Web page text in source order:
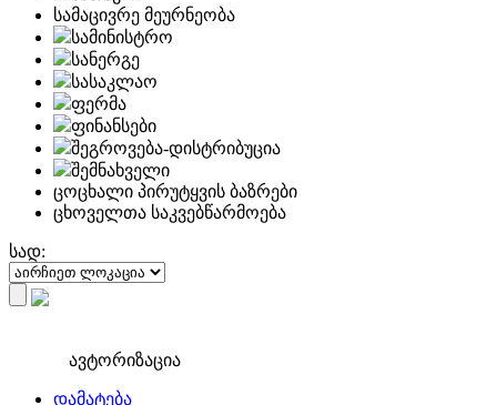
სამაცივრე მეურნეობა
სამინისტრო
სანერგე
სასაკლაო
ფერმა
ფინანსები
შეგროვება-დისტრიბუცია
შემნახველი
ცოცხალი პირუტყვის ბაზრები
ცხოველთა საკვებწარმოება
სად:
ავტორიზაცია
დამატება